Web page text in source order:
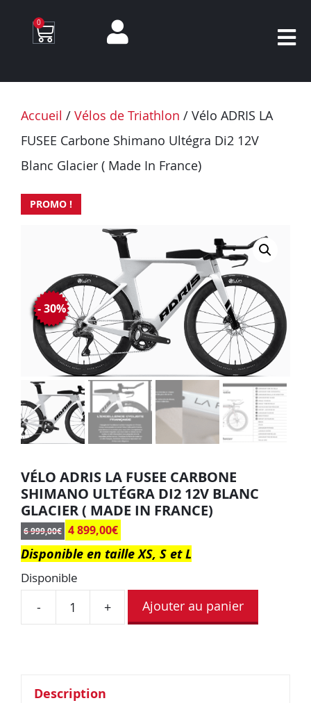
0
Accueil / Vélos de Triathlon / Vélo ADRIS LA
FUSEE Carbone Shimano Ultégra Di2 12V
Blanc Glacier ( Made In France)
PROMO !
VÉLO ADRIS LA FUSEE CARBONE
SHIMANO ULTÉGRA DI2 12V BLANC
GLACIER ( MADE IN FRANCE)
6 999,00€ 4 899,00€
- 30%
Disponible en taille XS, S et L
Disponible
- + Ajouter au panier
Description